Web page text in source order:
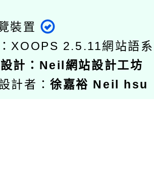
裝置
XOOPS 2.5.11網站語
計 ： Neil網站設計工坊
計者：徐嘉裕 Neil hsu